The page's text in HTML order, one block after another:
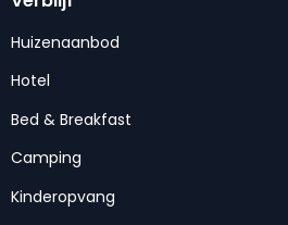
Huizenaanbod
Hotel
Bed & Breakfast
Camping
Kinderopvang